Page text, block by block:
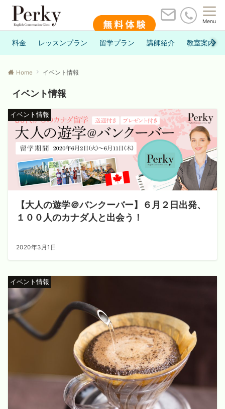
Menu
料金 レッスンプラン 留学プラン 講師紹介 教室案内
Home イベント情報
イベント情報
イベント情報
【大人の遊学＠バンクーバー】６月２日出発、
１００人のカナダ人と出会う！
2020年3月1日
イベント情報